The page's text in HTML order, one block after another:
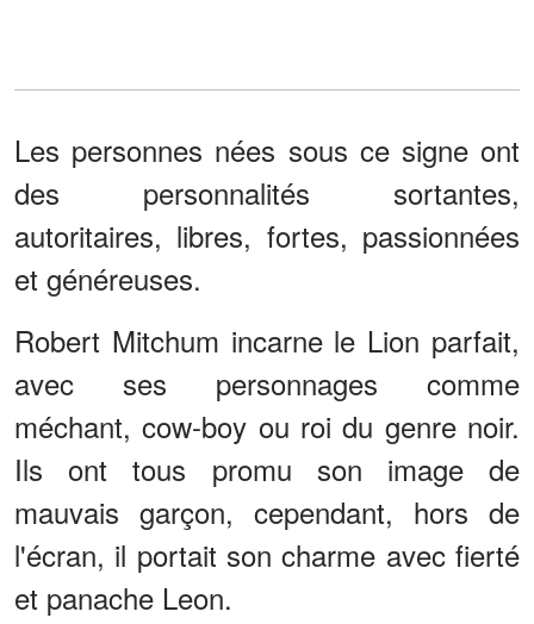
Les personnes nées sous ce signe ont
des personnalités sortantes,
autoritaires, libres, fortes, passionnées
et généreuses.
Robert Mitchum incarne le Lion parfait,
avec ses personnages comme
méchant, cow-boy ou roi du genre noir.
Ils ont tous promu son image de
mauvais garçon, cependant, hors de
l'écran, il portait son charme avec fierté
et panache Leon.